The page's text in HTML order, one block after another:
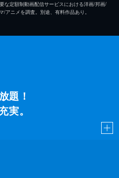
な定額制動画配信サービスにおける洋画/邦画/
アニメを調査。別途、有料作品あり。
題！
実。